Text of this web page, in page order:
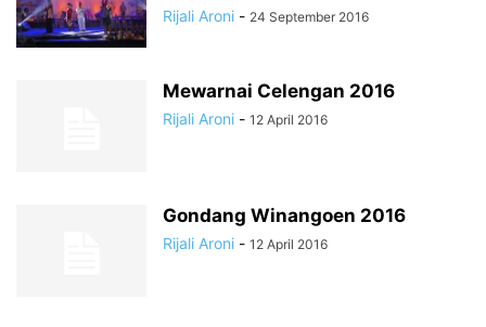
Rijali Aroni - 24 September 2016
Mewarnai Celengan 2016
Rijali Aroni - 12 April 2016
Gondang Winangoen 2016
Rijali Aroni - 12 April 2016